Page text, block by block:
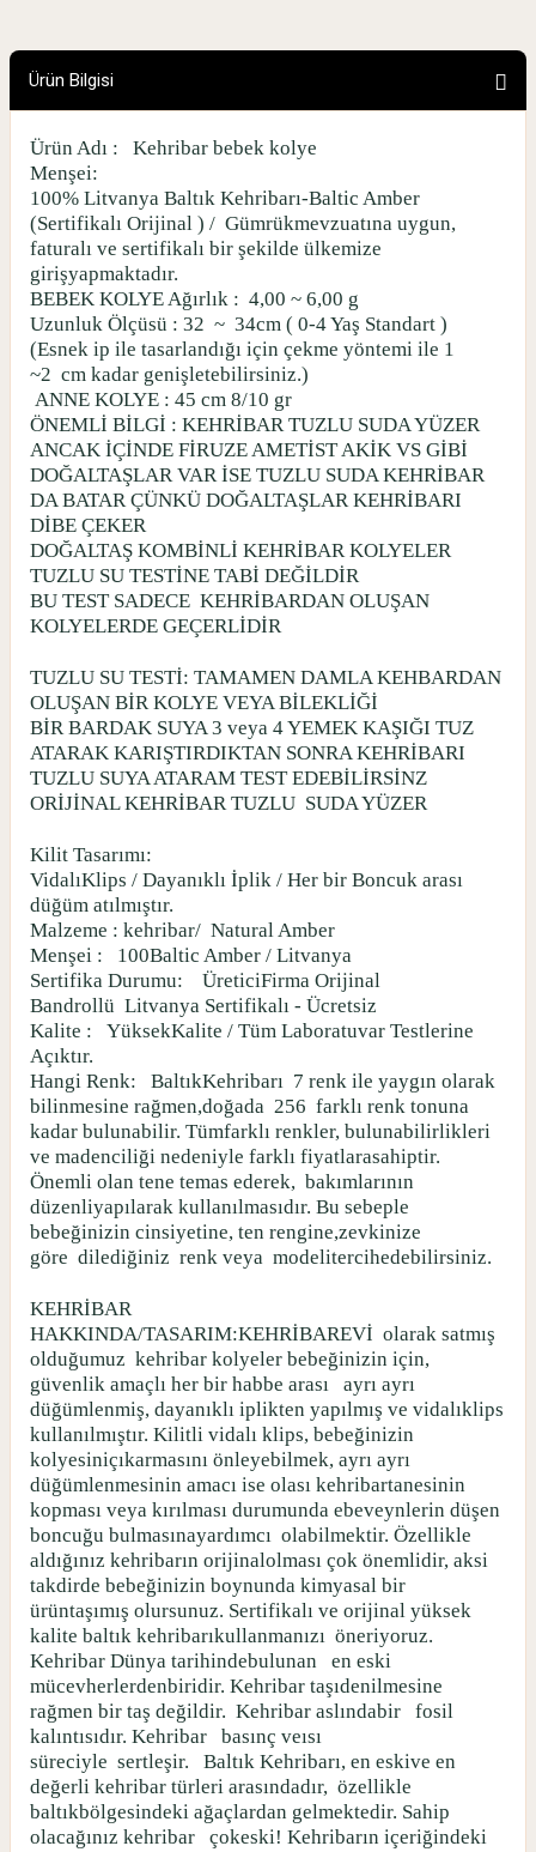
Ürün Bilgisi
Ürün Adı :
Kehribar bebek kolye
Menşei:
100% Litvanya Baltık Kehribarı-Baltic Amber
(Sertifikalı Orijinal ) / Gümrükmevzuatına uygun,
faturalı ve sertifikalı bir şekilde ülkemize
girişyapmaktadır.
BEBEK KOLYE Ağırlık : 4,00 ~ 6,00 g
Uzunluk Ölçüsü : 32 ~ 34cm ( 0-4 Yaş Standart )
(Esnek ip ile tasarlandığı için çekme yöntemi ile 1
~2 cm kadar genişletebilirsiniz.)
ANNE KOLYE : 45 cm 8/10 gr
ÖNEMLİ BİLGİ : KEHRİBAR TUZLU SUDA YÜZER
ANCAK İÇİNDE FİRUZE AMETİST AKİK VS GİBİ
DOĞALTAŞLAR VAR İSE TUZLU SUDA KEHRİBAR
DA BATAR ÇÜNKÜ DOĞALTAŞLAR KEHRİBARI
DİBE ÇEKER
DOĞALTAŞ KOMBİNLİ KEHRİBAR KOLYELER
TUZLU SU TESTİNE TABİ DEĞİLDİR
BU TEST SADECE KEHRİBARDAN OLUŞAN
KOLYELERDE GEÇERLİDİR
TUZLU SU TESTİ: TAMAMEN DAMLA KEHBARDAN
OLUŞAN BİR KOLYE VEYA BİLEKLİĞİ
BİR BARDAK SUYA 3 veya 4 YEMEK KAŞIĞI TUZ
ATARAK KARIŞTIRDIKTAN SONRA KEHRİBARI
TUZLU SUYA ATARAM TEST EDEBİLİRSİNZ
ORİJİNAL KEHRİBAR TUZLU SUDA YÜZER
Kilit Tasarımı:
VidalıKlips / Dayanıklı İplik / Her bir Boncuk arası
düğüm atılmıştır.
Malzeme : kehribar/ Natural Amber
Menşei :
100Baltic Amber / Litvanya
Sertifika Durumu:
ÜreticiFirma Orijinal
Bandrollü Litvanya Sertifikalı - Ücretsiz
Kalite :
YüksekKalite / Tüm Laboratuvar Testlerine
Açıktır.
Hangi Renk:
BaltıkKehribarı 7 renk ile yaygın olarak
bilinmesine rağmen,doğada 256 farklı renk tonuna
kadar bulunabilir. Tümfarklı renkler, bulunabilirlikleri
ve madenciliği nedeniyle farklı fiyatlarasahiptir.
Önemli olan tene temas ederek, bakımlarının
düzenliyapılarak kullanılmasıdır. Bu sebeple
bebeğinizin cinsiyetine, ten rengine,zevkinize
göre dilediğiniz renk veya modelitercihedebilirsiniz.
KEHRİBAR
HAKKINDA/TASARIM:KEHRİBAREVİ olarak satmış
olduğumuz kehribar kolyeler bebeğinizin için,
güvenlik amaçlı her bir habbe arası
ayrı ayrı
düğümlenmiş, dayanıklı iplikten yapılmış ve vidalıklips
kullanılmıştır. Kilitli vidalı klips, bebeğinizin
kolyesiniçıkarmasını önleyebilmek, ayrı ayrı
düğümlenmesinin amacı ise olası kehribartanesinin
kopması veya kırılması durumunda ebeveynlerin düşen
boncuğu bulmasınayardımcı olabilmektir. Özellikle
aldığınız kehribarın orijinalolması çok önemlidir, aksi
takdirde bebeğinizin boynunda kimyasal bir
ürüntaşımış olursunuz. Sertifikalı ve orijinal yüksek
kalite baltık kehribarıkullanmanızı öneriyoruz.
Kehribar Dünya tarihindebulunan
en eski
mücevherlerdenbiridir. Kehribar taşıdenilmesine
rağmen bir taş değildir. Kehribar aslındabir
fosil
kalıntısıdır. Kehribar
basınç veısı
süreciyle sertleşir.
Baltık Kehribarı, en eskive en
değerli kehribar türleri arasındadır, özellikle
baltıkbölgesindeki ağaçlardan gelmektedir. Sahip
olacağınız kehribar
çokeski! Kehribarın içeriğindeki